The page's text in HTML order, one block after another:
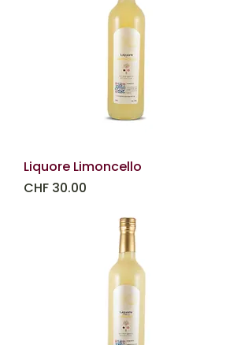
Liquore Limoncello
Prezzo
CHF 30.00